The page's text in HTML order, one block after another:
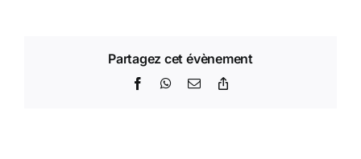
Partagez cet évènement
FacebookWhatsApp
Email